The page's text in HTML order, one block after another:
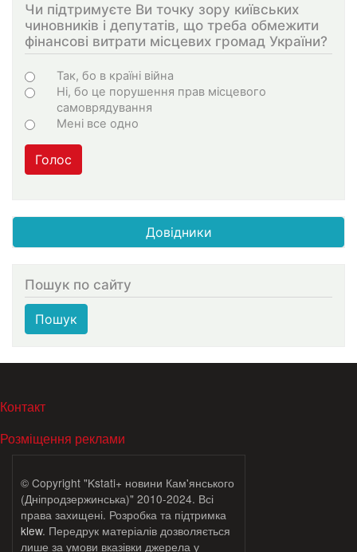
Чи підтримуєте Ви точку зору київських
чиновників і депутатів, що треба обмежити
фінансові витрати місцевих громад України?
Choices
Так, бо в країні війна
Ні, бо це порушення прав місцевого
самоврядування
Мені все одно
Голос
Довідники
Пошук по сайту
Пошук
МЕНЮ В ПОДВАЛЕ
Контакт
Розміщення реклами
© Copyright "Kstati+ новини Кам'янського
(Дніпродзержинська)" 2010-2024. Всі
права захищені. Розробка та підтримка
klew. Передрук матеріалів дозволяється
лише за умови вказівки джерела у